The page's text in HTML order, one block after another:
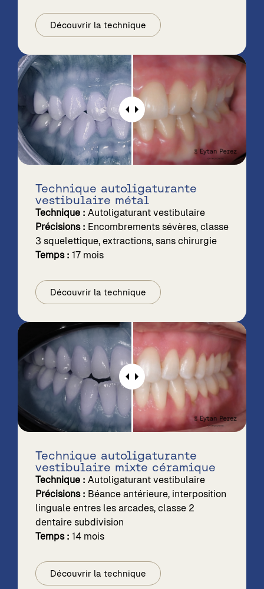
Découvrir la technique
Technique autoligaturante
vestibulaire métal
Technique : Autoligaturant vestibulaire
Précisions : Encombrements sévères, classe
3 squelettique, extractions, sans chirurgie
Temps : 17 mois
Découvrir la technique
Technique autoligaturante
vestibulaire mixte céramique
Technique : Autoligaturant vestibulaire
Précisions : Béance antérieure, interposition
linguale entres les arcades, classe 2
dentaire subdivision
Temps : 14 mois
Découvrir la technique